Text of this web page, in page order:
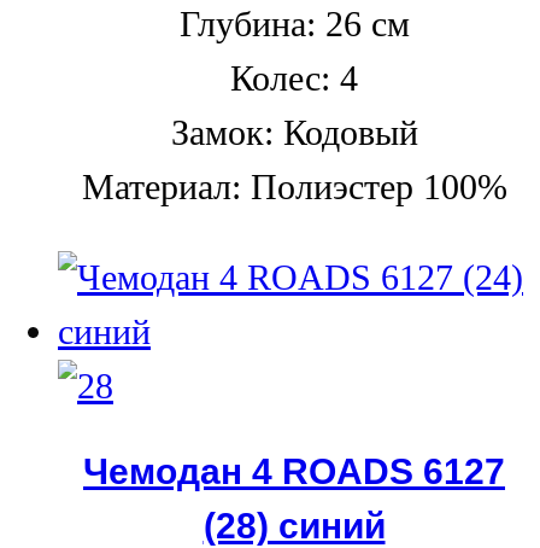
Глубина: 26 см
Колес: 4
Замок: Кодовый
Материал: Полиэстер 100%
Чемодан 4 ROADS 6127
(28) синий